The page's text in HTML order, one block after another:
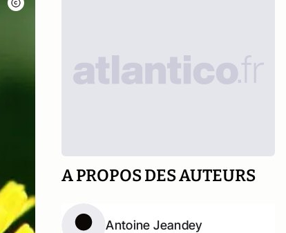
A PROPOS DES AUTEURS
Antoine Jeandey